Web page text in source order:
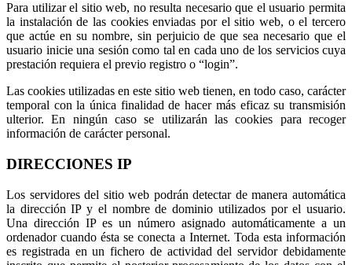
Para utilizar el sitio web, no resulta necesario que el usuario permita
la instalación de las cookies enviadas por el sitio web, o el tercero
que actúe en su nombre, sin perjuicio de que sea necesario que el
usuario inicie una sesión como tal en cada uno de los servicios cuya
prestación requiera el previo registro o “login”.
Las cookies utilizadas en este sitio web tienen, en todo caso, carácter
temporal con la única finalidad de hacer más eficaz su transmisión
ulterior. En ningún caso se utilizarán las cookies para recoger
información de carácter personal.
DIRECCIONES IP
Los servidores del sitio web podrán detectar de manera automática
la dirección IP y el nombre de dominio utilizados por el usuario.
Una dirección IP es un número asignado automáticamente a un
ordenador cuando ésta se conecta a Internet. Toda esta información
es registrada en un fichero de actividad del servidor debidamente